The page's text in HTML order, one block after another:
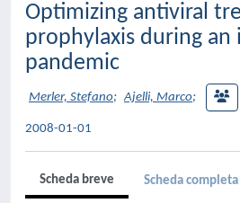
Optimizing antiviral
prophylaxis during an
pandemic
Merler, Stefano; Ajelli, Marco;
2008-01-01
Scheda breve Scheda completa